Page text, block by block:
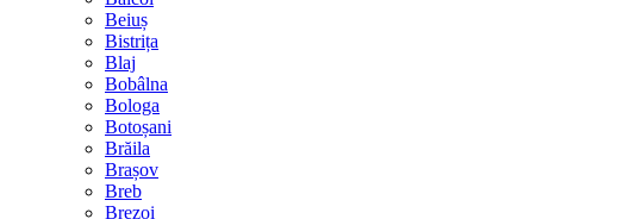
Beiuș
Bistrița
Blaj
Bobâlna
Bologa
Botoșani
Brăila
Brașov
Breb
Brezoi